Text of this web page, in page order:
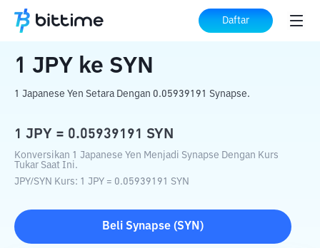
Daftar
Beranda Konverter Kripto ke SYN
1 JPY ke SYN
1 Japanese Yen Setara Dengan 0.05939191 Synapse.
1 JPY = 0.05939191 SYN
Konversikan 1 Japanese Yen Menjadi Synapse Dengan Kurs
Tukar Saat Ini.
JPY/SYN Kurs: 1 JPY = 0.05939191 SYN
Beli Synapse (SYN )